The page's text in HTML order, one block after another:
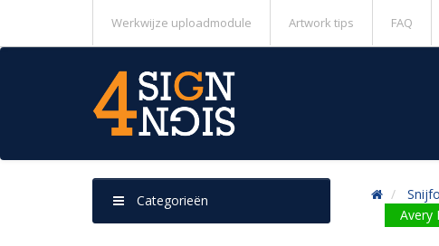
Werkwijze uploadmodule Artwork tips FAQ
Avery
Categorieën